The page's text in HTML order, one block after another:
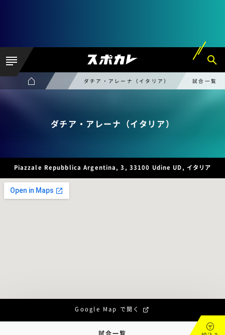
ダチア・アレーナ（イタリア） 試合一覧
ダチア・アレーナ（イタリア）
Piazzale Repubblica Argentina, 3, 33100 Udine UD, イタリア
Google Map で開く